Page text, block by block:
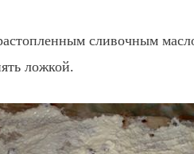
сливочным
ложкой.